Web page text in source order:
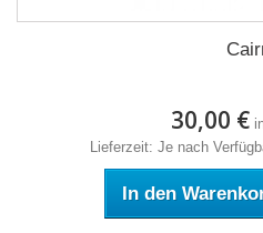
30,00 €
Lieferzeit: Je nach
In den